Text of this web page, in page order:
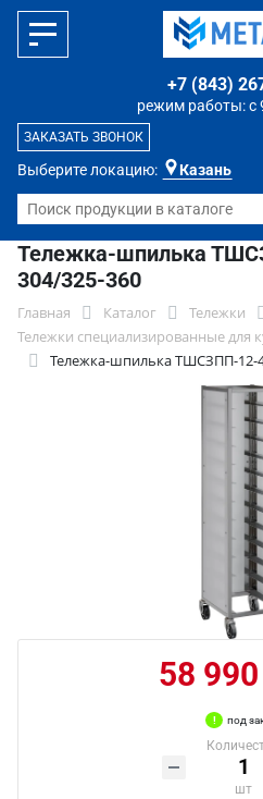
Выберите локацию: Казань
режим работы: с
+7 (843)
ЗАКАЗАТЬ ЗВОНОК
Тележка-шпилька
304/325-360
Главная Каталог
Тележки
Тележки специализированные для
Тележка-шпилька ТШCЗПП-12-
58
под
шт